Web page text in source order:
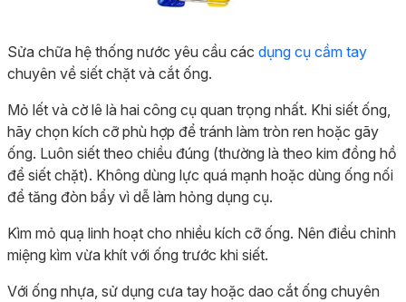
Sửa chữa hệ thống nước yêu cầu các dụng cụ cầm tay
chuyên về siết chặt và cắt ống.
Mỏ lết và cờ lê là hai công cụ quan trọng nhất. Khi siết ống,
hãy chọn kích cỡ phù hợp để tránh làm tròn ren hoặc gãy
ống. Luôn siết theo chiều đúng (thường là theo kim đồng hồ
để siết chặt). Không dùng lực quá mạnh hoặc dùng ống nối
để tăng đòn bẩy vì dễ làm hỏng dụng cụ.
Kìm mỏ quạ linh hoạt cho nhiều kích cỡ ống. Nên điều chỉnh
miệng kìm vừa khít với ống trước khi siết.
Với ống nhựa, sử dụng cưa tay hoặc dao cắt ống chuyên